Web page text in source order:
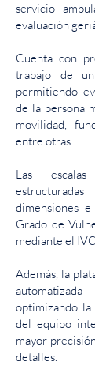
servicio
evaluación
Cuenta con
trabajo de un
permitiendo
de la persona
movilidad,
entre otras.
Las
dimensiones
Grado de
mediante el
Además, la
optimizando
del equipo
mayor
detalles.